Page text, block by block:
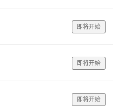
即将开始
即将开始
即将开始